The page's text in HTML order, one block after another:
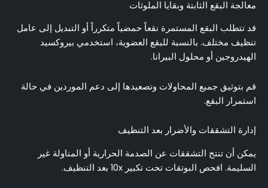
معالجة البقع الثابتة وبقايا الملوثات
قد تتطلب البقع المستمرة نقعاً حمضياً متكرراً أو التبديل إلى عامل
تنظيف مختلف. بالنسبة للبقع العضوية، استخدمي بيروكسيد
الهيدروجين أو محلول البيرانا.
قم بتوثيق جميع المحاولات وتصعيدها إلى دعم الموردين في حالة
استمرار البقع.
إدارة التشققات والأضرار بعد التنظيف
يمكن أن تنتج التشققات عن الصدمة الحرارية أو المناولة غير
السليمة. افحص البوتقات تحت تكبير 10x بعد التنظيف.